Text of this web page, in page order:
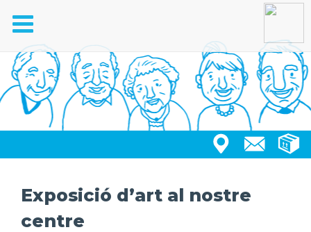
Toggle
navigation
Exposició d’art al nostre
centre